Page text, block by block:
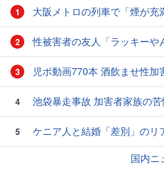
1 大阪メトロの列車で「煙が充
2 性被害者の友人「ラッキーや
3 児ポ動画770本 酒飲ませ性加
4 池袋暴走事故 加害者家族の苦
5
ケニア人と結婚「差別」のリ
国内ニ